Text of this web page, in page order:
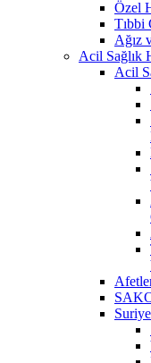
Özel
Tıbbi
Ağız
Acil Sağlık
Acil